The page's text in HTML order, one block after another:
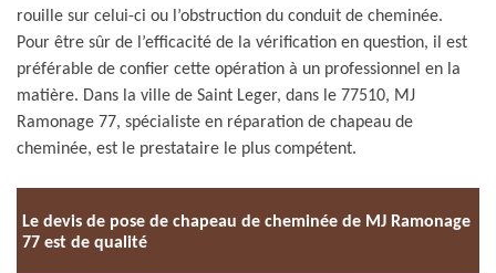
rouille sur celui-ci ou l’obstruction du conduit de cheminée.
Pour être sûr de l’efficacité de la vérification en question, il est
préférable de confier cette opération à un professionnel en la
matière. Dans la ville de Saint Leger, dans le 77510, MJ
Ramonage 77, spécialiste en réparation de chapeau de
cheminée, est le prestataire le plus compétent.
Le devis de pose de chapeau de cheminée de MJ Ramonage
77 est de qualité